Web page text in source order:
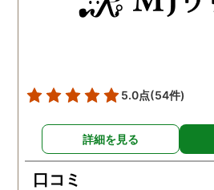
5.0点(54件)
詳細を見る
口コミ